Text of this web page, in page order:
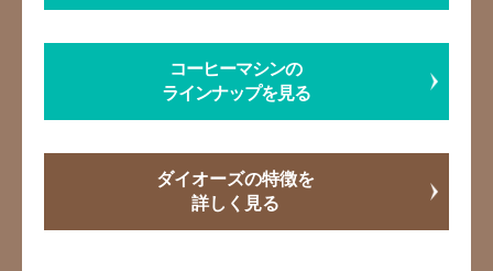
コーヒーマシンの
ラインナップを見る
ダイオーズの特徴を
詳しく見る